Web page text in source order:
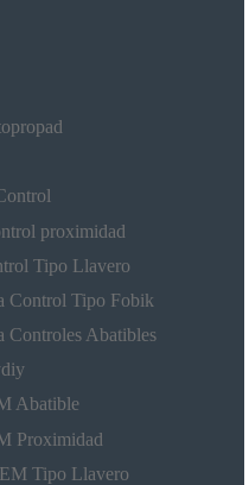
proximidad
Tipo Llavero
Control Tipo Fobik
Controles Abatibles
Abatible
Proximidad
Tipo Llavero